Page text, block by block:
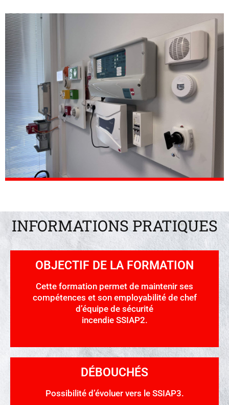
INFORMATIONS PRATIQUES
OBJECTIF DE LA FORMATION
Cette formation permet de maintenir ses
compétences et son employabilité de chef
d’équipe de sécurité
incendie SSIAP2.
DÉBOUCHÉS
Possibilité d’évoluer vers le SSIAP3.